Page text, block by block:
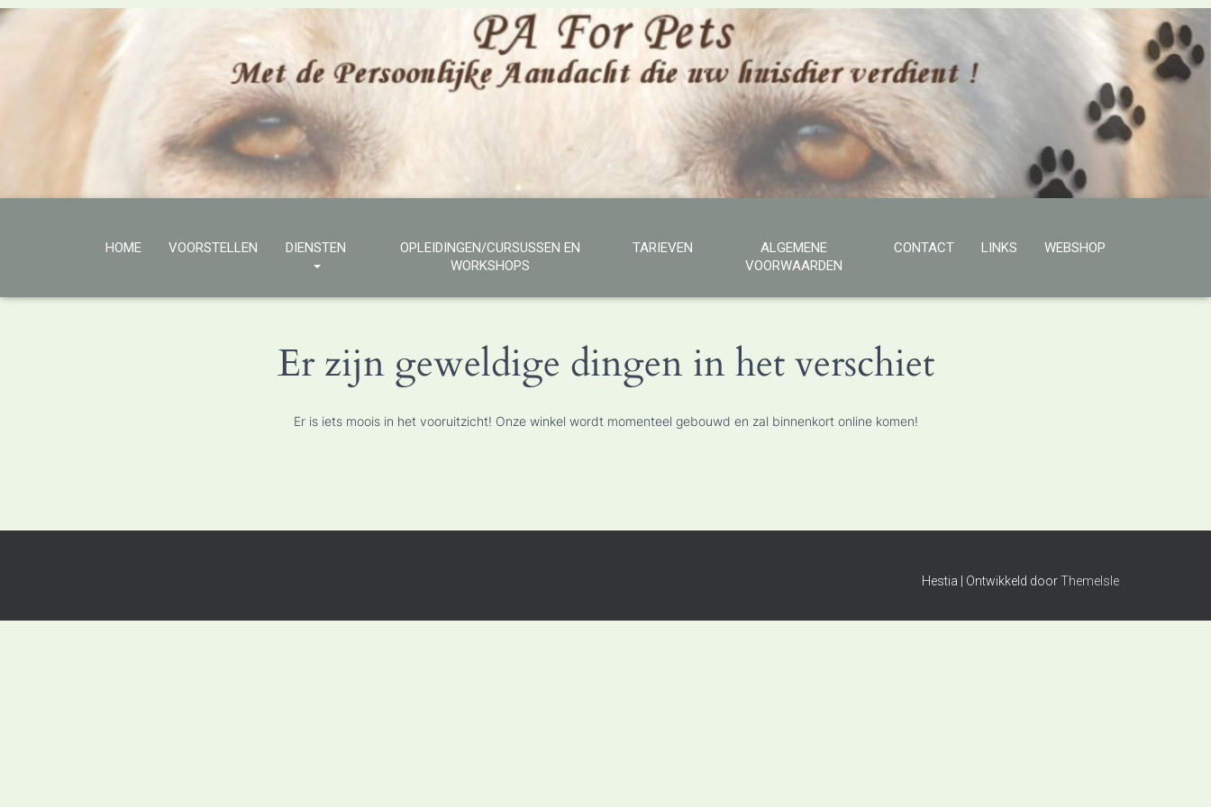
HOME VOORSTELLEN DIENSTEN
OPLEIDINGEN/CURSUSSEN EN
WORKSHOPS
TARIEVEN
ALGEMENE
VOORWAARDEN
CONTACT LINKS WEBSHOP
Er zijn geweldige dingen in het verschiet
Er is iets moois in het vooruitzicht! Onze winkel wordt momenteel gebouwd en zal binnenkort online komen!
Hestia | Ontwikkeld doorThemeIsle